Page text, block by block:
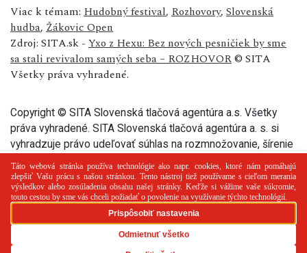
Viac k témam: Hudobný festival, Rozhovory, Slovenská
hudba, Žákovic Open
Zdroj: SITA.sk - Yxo z Hexu: Bez nových pesničiek by sme
sa stali revivalom samých seba – ROZHOVOR© SITA
Všetky práva vyhradené.
Copyright © SITA Slovenská tlačová agentúra a.s. Všetky
práva vyhradené. SITA Slovenská tlačová agentúra a. s. si
vyhradzuje právo udeľovať súhlas na rozmnožovanie, šírenie
PR článok